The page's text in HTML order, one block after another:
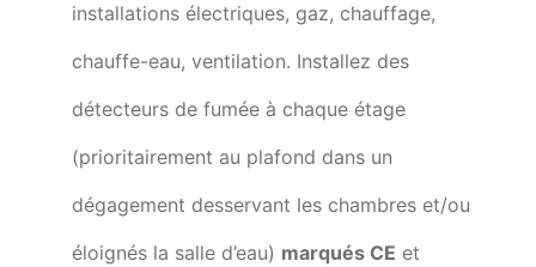
installations électriques, gaz, chauffage,
chauffe-eau, ventilation. Installez des
détecteurs de fumée à chaque étage
(prioritairement au plafond dans un
dégagement desservant les chambres et/ou
éloignés la salle d’eau) marqués CE et